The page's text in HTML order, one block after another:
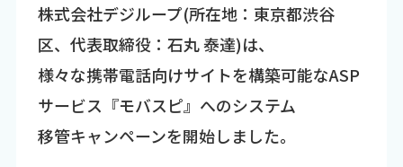
株式会社デジループ(所在地：東京都渋谷
区、代表取締役：石丸 泰達)は、
様々な携帯電話向けサイトを構築可能なASP
サービス『モバスピ』へのシステム
移管キャンペーンを開始しました。